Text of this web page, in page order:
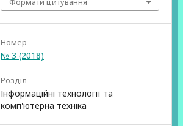
Номер
№ 3 (2018)
Розділ
Інформаційні технології та
комп'ютерна техніка